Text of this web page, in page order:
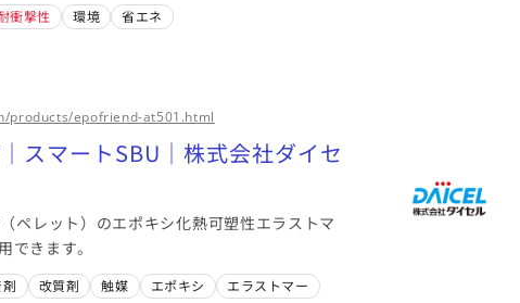
衝撃性 環境 省エネ
products/epofriend-at501.html
スマートSBU｜株式会社ダイセ
ペレット）のエポキシ化熱可塑性エラストマ
できます。
改質剤 触媒 エポキシ エラストマー